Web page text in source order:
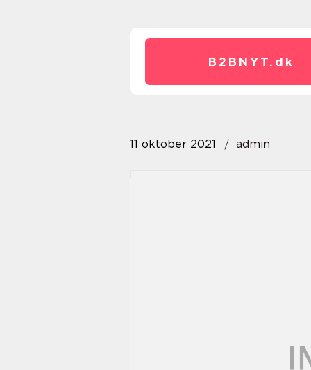
B2BNYT. dk
11 oktober 2021 admin